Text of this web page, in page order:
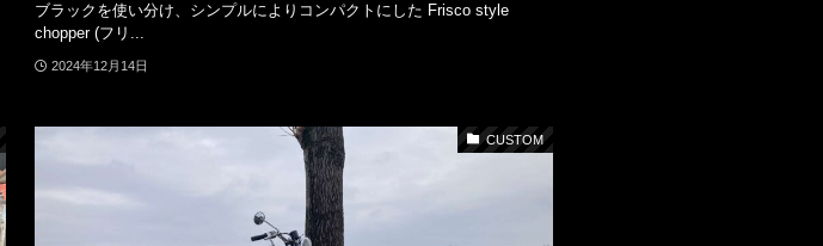
ブラックを使い分け、シンプルによりコンパクトにした Frisco style
chopper (フリ...
2024年12月14日
CUSTOM